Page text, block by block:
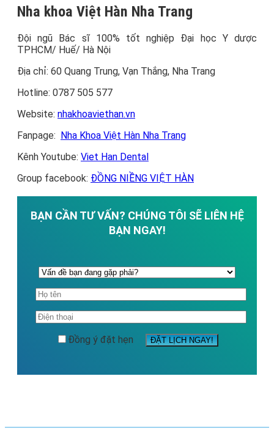
Nha khoa Việt Hàn Nha Trang
Đội ngũ Bác sĩ 100% tốt nghiệp Đại học Y dược
TPHCM/ Huế/ Hà Nội
Địa chỉ: 60 Quang Trung, Vạn Thắng, Nha Trang
Hotline: 0787 505 577
Website: nhakhoaviethan.vn
Fanpage: Nha Khoa Việt Hàn Nha Trang
Kênh Youtube: Viet Han Dental
Group facebook: ĐỒNG NIỀNG VIỆT HÀN
BẠN CẦN TƯ VẤN? CHÚNG TÔI SẼ LIÊN HỆ
BẠN NGAY!
Đồng ý đặt hẹn